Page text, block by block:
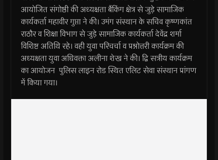
आयोजित संगोष्ठी की अध्यक्षता बैंकिंग क्षेत्र से जुड़े सामाजिक
कार्यकर्ता महावीर गुप्ता ने की। उमंग संस्थान के सचिव कृष्णकांत
राठौर व शिक्षा विभाग से जुड़े सामाजिक कार्यकर्ता देवेंद्र शर्मा
विशिष्ट अतिथि रहे। वही युवा परिचर्चा व प्रश्नोत्तरी कार्यक्रम की
अध्यक्षता युवा अधिवक्ता अलीना शेख ने की। द्वि सत्रीय कार्यक्रम
का आयोजन पुलिस लाइन रोड स्थित एलिट सेवा संस्थान प्रांगण
में किया गया।